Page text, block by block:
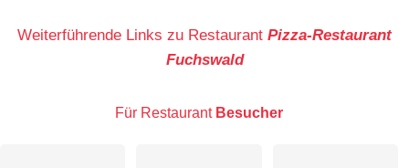
Weiterführende Links zu Restaurant Pizza-Restaurant
Fuchswald
Für Restaurant Besucher